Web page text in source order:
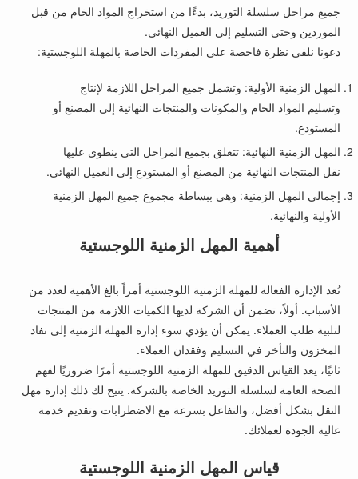
جميع مراحل سلسلة التوريد، بدءًا من استخراج المواد الخام من قبل
الموردين وحتى التسليم إلى العميل النهائي.
دعونا نلقي نظرة فاحصة على المفردات الخاصة بالمهلة اللوجستية:
المهل الزمنية الأولية: وتشمل جميع المراحل اللازمة لإنتاج
وتسليم المواد الخام والمكونات والمنتجات النهائية إلى المصنع أو
المستودع.
المهل الزمنية النهائية: تتعلق بجميع المراحل التي ينطوي عليها
نقل المنتجات النهائية من المصنع أو المستودع إلى العميل النهائي.
إجمالي المهل الزمنية: وهي ببساطة مجموع جميع المهل الزمنية
الأولية والنهائية.
أهمية المهل الزمنية اللوجستية
تُعد الإدارة الفعالة للمهلة الزمنية اللوجستية أمراً بالغ الأهمية لعدد من
الأسباب. أولاً، تضمن أن الشركة لديها الكميات اللازمة من المنتجات
لتلبية طلب العملاء. يمكن أن يؤدي سوء إدارة المهلة الزمنية إلى نفاد
المخزون والتأخر في التسليم وفقدان العملاء.
ثانيًا، يعد القياس الدقيق للمهلة الزمنية اللوجستية أمرًا ضروريًا لفهم
الصحة العامة لسلسلة التوريد الخاصة بالشركة. يتيح لك ذلك إدارة مهل
النقل بشكل أفضل، والتفاعل بسرعة مع الاضطرابات وتقديم خدمة
عالية الجودة لعملائك.
قياس المهل الزمنية اللوجستية